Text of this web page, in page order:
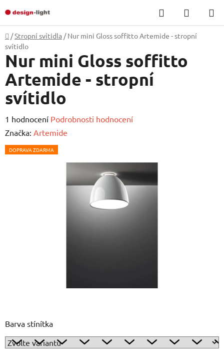
na
obsah
Hledat
KOŠÍK
Domů
/Stropní svítidla / Nur mini Gloss soffitto Artemide - stropní
svítidlo
Barva stínítka
Nur mini Gloss soffitto
Artemide - stropní
svítidlo
Průměrné
hodnocení
produktu
1 hodnocení Podrobnosti hodnocení
Značka: Artemide
DOPRAVA ZDARMA